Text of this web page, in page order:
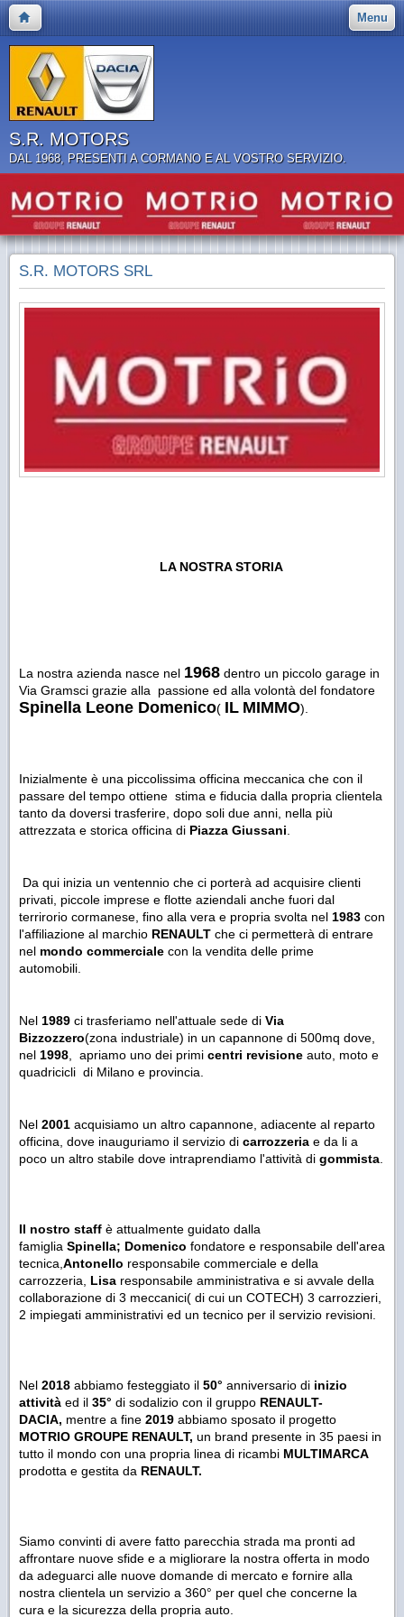
Menu
S.R. MOTORS
DAL 1968, PRESENTI A CORMANO E AL VOSTRO SERVIZIO.
S.R. MOTORS SRL
LA NOSTRA STORIA
La nostra azienda nasce nel 1968 dentro un piccolo garage in
Via Gramsci grazie alla passione ed alla volontà del fondatore
Spinella Leone Domenico( IL MIMMO).
Inizialmente è una piccolissima officina meccanica che con il
passare del tempo ottiene stima e fiducia dalla propria clientela
tanto da doversi trasferire, dopo soli due anni, nella più
attrezzata e storica officina di Piazza Giussani
Da qui inizia un ventennio che ci porterà ad acquisire clienti
privati, piccole imprese e flotte aziendali anche fuori dal
terrirorio cormanese, fino alla vera e propria svolta nel 1983 con
l'affiliazione al marchio RENAULT che ci permetterà di entrare
nel mondo commerciale con la vendita delle prime
automobili.
Nel 1989 ci trasferiamo nell'attuale sede di Via
Bizzozzero(zona industriale) in un capannone di 500mq dove,
nel 1998 , apriamo uno dei primi centri revisione auto, moto e
quadricicli di Milano e provincia.
Nel 2001 acquisiamo un altro capannone, adiacente al reparto
officina, dove inauguriamo il servizio di carrozzeria e da li a
poco un altro stabile dove intraprendiamo l'attività di gommista
Il nostro staff è attualmente guidato dalla
famiglia Spinella; Domenico fondatore e responsabile dell'area
tecnica, Antonello responsabile commerciale e della
carrozzeria, Lisa responsabile amministrativa e si avvale della
collaborazione di 3 meccanici( di cui un COTECH) 3 carrozzieri,
2 impiegati amministrativi ed un tecnico per il servizio revisioni.
Nel 2018 abbiamo festeggiato il 50° anniversario di inizio
attività ed il 35° di sodalizio con il gruppo RENAULT-
DACIA, mentre a fine 2019 abbiamo sposato il progetto
MOTRIO GROUPE RENAULT, un brand presente in 35 paesi in
tutto il mondo con una propria linea di ricambi MULTIMARCA
prodotta e gestita da RENAULT.
Siamo convinti di avere fatto parecchia strada ma pronti ad
affrontare nuove sfide e a migliorare la nostra offerta in modo
da adeguarci alle nuove domande di mercato e fornire alla
nostra clientela un servizio a 360° per quel che concerne la
cura e la sicurezza della propria auto.